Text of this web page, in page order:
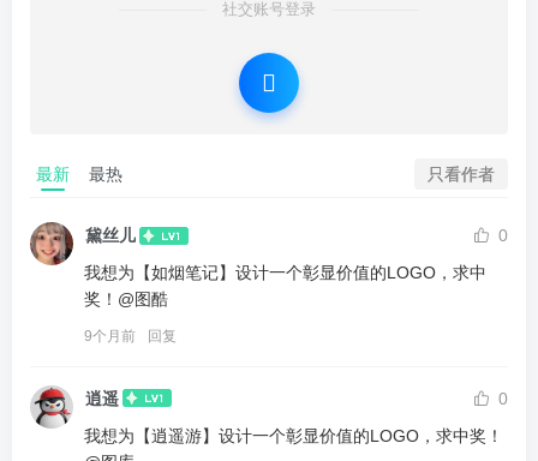
社交账号登录
最新 最热 只看作者
黛丝儿
0
我想为【如烟笔记】设计一个彰显价值的LOGO，求中
奖！@图酷
9个月前 回复
逍遥
0
我想为【逍遥游】设计一个彰显价值的LOGO，求中奖！